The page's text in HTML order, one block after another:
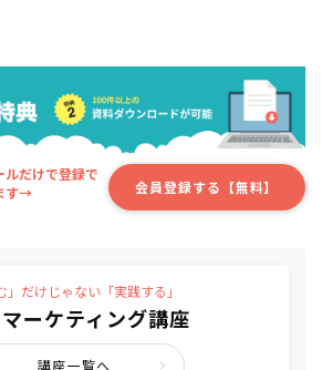
ルだけで登録で
す→
会員登録する【無料】
」だけじゃない「実践する」
ーケティング講座
講座一覧へ